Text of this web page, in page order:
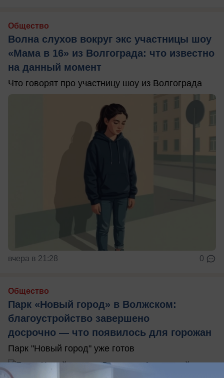
Общество
Волна слухов вокруг экс участницы шоу
«Мама в 16» из Волгограда: что известно
на данный момент
Что говорят про участницу шоу из Волгограда
вчера в 21:28 0
Общество
Парк «Новый город» в Волжском:
благоустройство завершено
досрочно — что появилось для горожан
Парк "Новый город" уже готов